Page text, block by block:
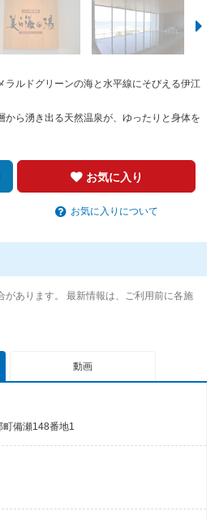
ラルドグリーンの海と水平線にそびえる伊江
ら湧き出る天然温泉が、ゆったりと身体を
お気に入り
お気に入りについて
あります。 最新情報は、ご利用前に各施
動画
備瀬148番地1